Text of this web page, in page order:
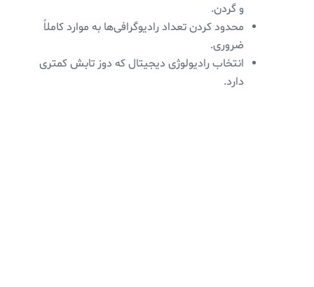
و گردن.
محدود کردن تعداد رادیوگرافی‌ها به موارد کاملاً
ضروری.
انتخاب رادیولوژی دیجیتال که دوز تابش کمتری
دارد.